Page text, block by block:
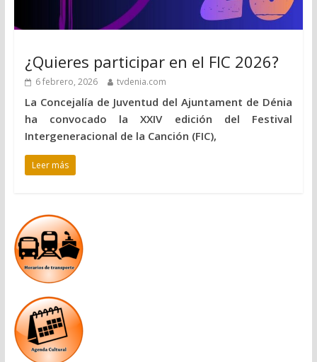
¿Quieres participar en el FIC 2026?
6 febrero, 2026 tvdenia.com
La Concejalía de Juventud del Ajuntament de Dénia
ha convocado la XXIV edición del Festival
Intergeneracional de la Canción (FIC),
Leer más